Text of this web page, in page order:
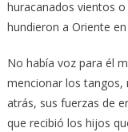
huracanados vientos
hundieron a Oriente
No había voz para él
mencionar los tangos,
atrás, sus fuerzas de
que recibió los hijos